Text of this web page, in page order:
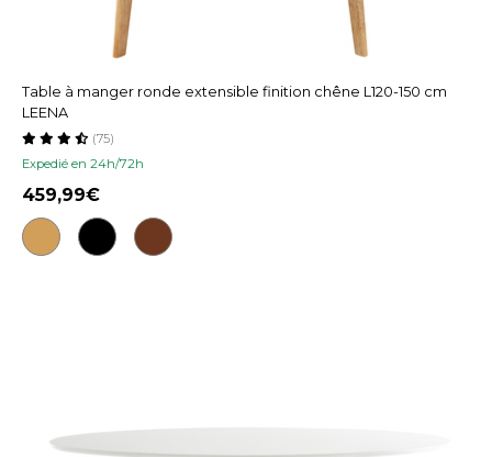
Table à manger ronde extensible finition chêne L120-150 cm
LEENA
Expedié en 24h/72h
(75)
459,99